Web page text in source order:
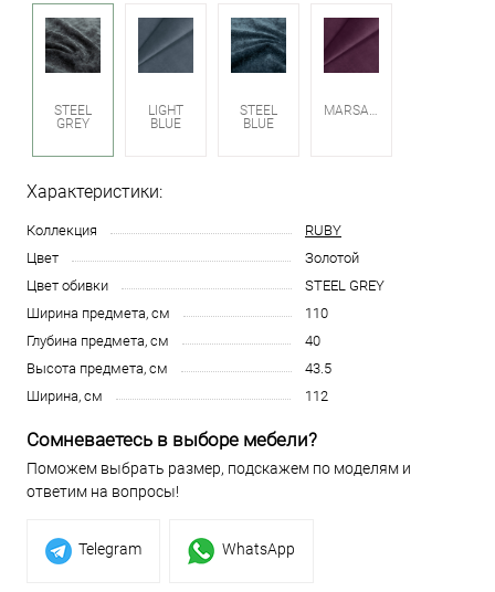
STEEL
GREY
LIGHT
BLUE
STEEL
BLUE
Характеристики:
Коллекция
RUBY
Цвет
Золотой
Цвет обивки
STEEL GREY
Ширина предмета, см
110
Глубина предмета, см
40
Высота предмета, см
43.5
Ширина, см
112
Сомневаетесь в выборе мебели?
Поможем выбрать размер, подскажем по моделям и
ответим на вопросы!
Telegram WhatsApp